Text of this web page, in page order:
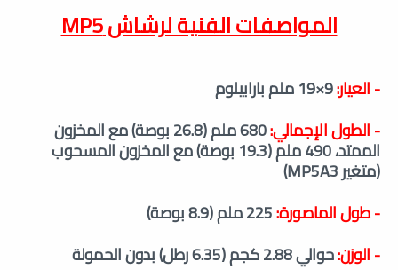
المواصفات الفنية لرشاش MP5
- العيار:
- الطول الإجمالي:
680 ملم (26.8 بوصة) مع المخزون
الممتد، 490 ملم (19.3 بوصة) مع المخزون المسحوب
(متغير MP5A3)
- طول الماصورة:
- الوزن:حوالي 2.88 كجم (6.35 رطل) بدون الحمولة